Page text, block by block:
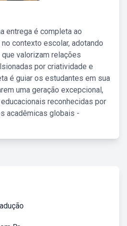
entrega é completa ao
contexto escolar, adotando
valorizam relações
por criatividade e
é guiar os estudantes em sua
uma geração excepcional,
reconhecidas por
acadêmicas globais -